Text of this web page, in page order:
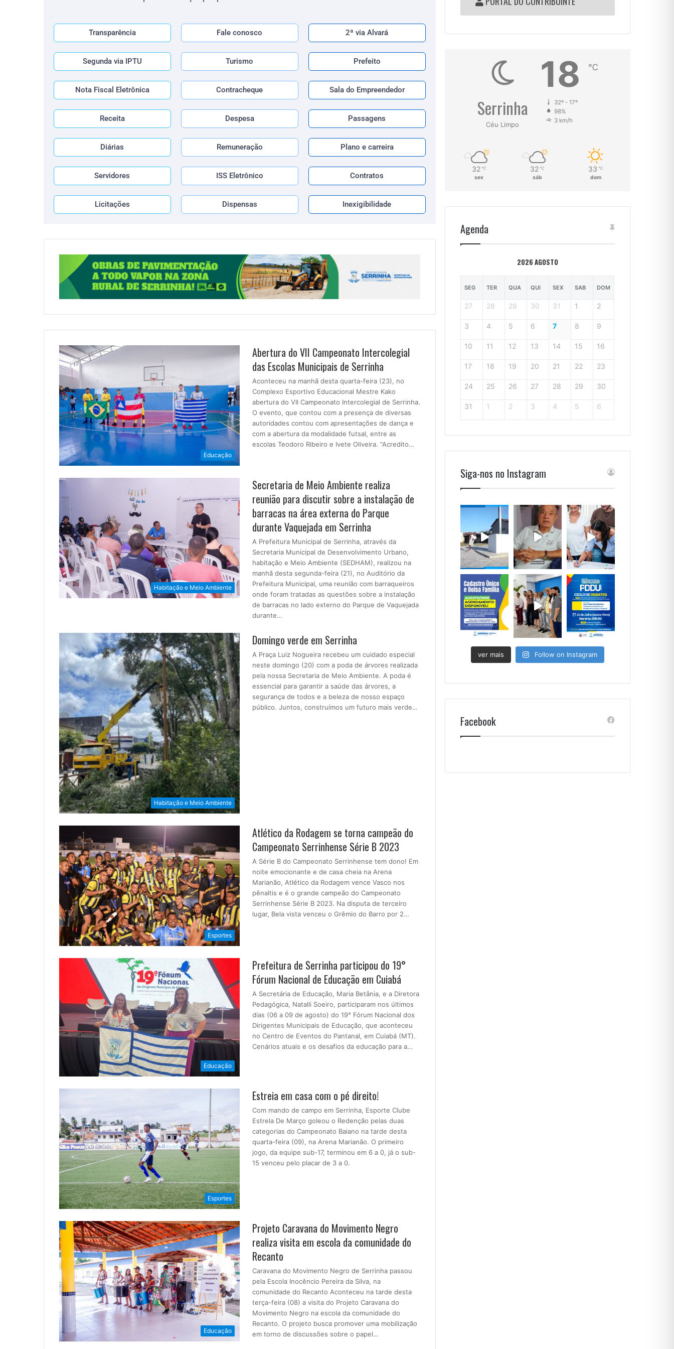
Transparência Fale conosco 2ª via Alvará
Segunda via IPTU Turismo Prefeito
Nota Fiscal Eletrônica Contracheque Sala do Empreendedor
Receita Despesa Passagens
Diárias Remuneração Plano e carreira
Servidores ISS Eletrônico Contratos
Licitações Dispensas Inexigibilidade
Educação
Abertura do VII Campeonato Intercolegial
das Escolas Municipais de Serrinha
Aconteceu na manhã desta quarta-feira (23), no
Complexo Esportivo Educacional Mestre Kako
abertura do VII Campeonato Intercolegial de Serrinha.
O evento, que contou com a presença de diversas
autoridades contou com apresentações de dança e
com a abertura da modalidade futsal, entre as
escolas Teodoro Ribeiro e Ivete Oliveira. “Acredito…
Habitação e Meio Ambiente
Secretaria de Meio Ambiente realiza
reunião para discutir sobre a instalação de
barracas na área externa do Parque
durante Vaquejada em Serrinha
A Prefeitura Municipal de Serrinha, através da
Secretaria Municipal de Desenvolvimento Urbano,
habitação e Meio Ambiente (SEDHAM), realizou na
manhã desta segunda-feira (21), no Auditório da
Prefeitura Municipal, uma reunião com barraqueiros
onde foram tratadas as questões sobre a instalação
de barracas no lado externo do Parque de Vaquejada
durante…
Habitação e Meio Ambiente
Domingo verde em Serrinha
A Praça Luiz Nogueira recebeu um cuidado especial
neste domingo (20) com a poda de árvores realizada
pela nossa Secretaria de Meio Ambiente. A poda é
essencial para garantir a saúde das árvores, a
segurança de todos e a beleza de nosso espaço
público. Juntos, construímos um futuro mais verde…
Esportes
Atlético da Rodagem se torna campeão do
Campeonato Serrinhense Série B 2023
A Série B do Campeonato Serrinhense tem dono! Em
noite emocionante e de casa cheia na Arena
Marianão, Atlético da Rodagem vence Vasco nos
pênaltis e é o grande campeão do Campeonato
Serrinhense Série B 2023. Na disputa de terceiro
lugar, Bela vista venceu o Grêmio do Barro por 2…
Educação
Prefeitura de Serrinha participou do 19°
Fórum Nacional de Educação em Cuiabá
A Secretária de Educação, Maria Betânia, e a Diretora
Pedagógica, Natalli Soeiro, participaram nos últimos
dias (06 a 09 de agosto) do 19° Fórum Nacional dos
Dirigentes Municipais de Educação, que aconteceu
no Centro de Eventos do Pantanal, em Cuiabá (MT).
Cenários atuais e os desafios da educação para a…
Esportes
Estreia em casa com o pé direito!
Com mando de campo em Serrinha, Esporte Clube
Estrela De Março goleou o Redenção pelas duas
categorias do Campeonato Baiano na tarde desta
quarta-feira (09), na Arena Marianão. O primeiro
jogo, da equipe sub-17, terminou em 6 a 0, já o sub-
15 venceu pelo placar de 3 a 0.
Educação
Projeto Caravana do Movimento Negro
realiza visita em escola da comunidade do
Recanto
Caravana do Movimento Negro de Serrinha passou
pela Escola Inocêncio Pereira da Silva, na
comunidade do Recanto Aconteceu na tarde desta
terça-feira (08) a visita do Projeto Caravana do
Movimento Negro na escola da comunidade do
Recanto. O projeto busca promover uma mobilização
em torno de discussões sobre o papel…
Serrinha
Céu Limpo
18 ℃
32º - 17º
98%
3 km/h
32 ℃
sex
32 ℃
sáb
33 ℃
dom
Agenda
2026 AGOSTO
SEG TER QUA QUI SEX SAB DOM
27 28 29 30 31 1 2
3 4 5 6 7 8 9
10 11 12 13 14 15 16
17 18 19 20 21 22 23
24 25 26 27 28 29 30
31 1 2 3 4 5 6
Siga-nos no Instagram
ver mais Follow on Instagram
Facebook